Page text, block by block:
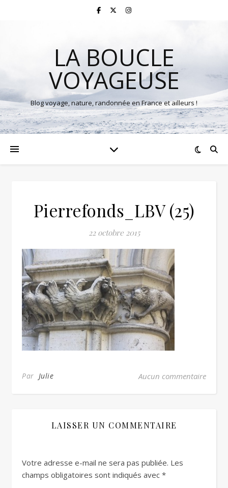
LA BOUCLE
VOYAGEUSE
Blog voyage, nature, randonnée en France et ailleurs !
Pierrefonds_LBV (25)
22 octobre 2015
Par Julie Aucun commentaire
LAISSER UN COMMENTAIRE
Votre adresse e-mail ne sera pas publiée. Les
champs obligatoires sont indiqués avec *